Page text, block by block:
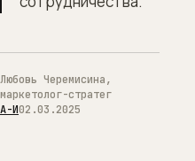
Любовь Черемисина,
маркетолог-стратег
А-И02.03.2025